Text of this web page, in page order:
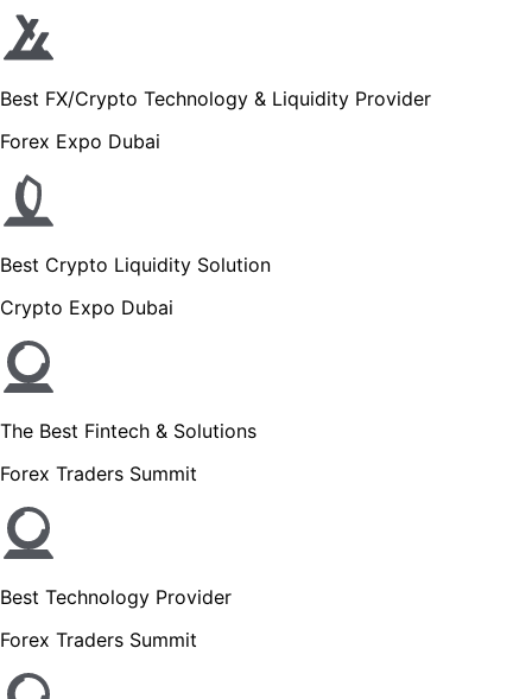
Best FX/Crypto Technology & Liquidity Provider
Forex Expo Dubai
Best Crypto Liquidity Solution
Crypto Expo Dubai
The Best Fintech & Solutions
Forex Traders Summit
Best Technology Provider
Forex Traders Summit